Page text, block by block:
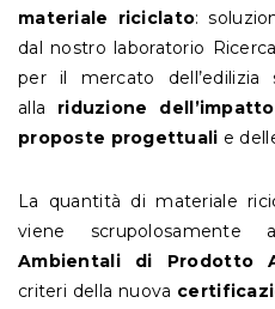
materiale riciclato:
dal nostro laboratorio
per il mercato dell’edilizia
alla riduzione
proposte progettuali e
La quantità di materiale
viene
Ambientali di Prodotto
criteri della nuova